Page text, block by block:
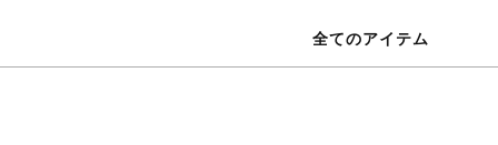
全てのアイテム